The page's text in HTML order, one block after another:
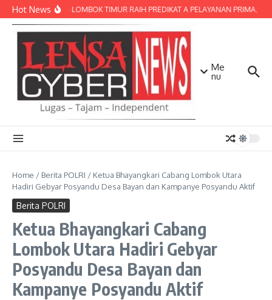
Lewati ke konten
Hot NewsPOLRES LOMBOK TIMUR RAIH PREDIKAT A PELAYANAN PRIMA,
Me
nu
Home / Berita POLRI / Ketua Bhayangkari Cabang Lombok Utara
Hadiri Gebyar Posyandu Desa Bayan dan Kampanye Posyandu Aktif
Berita POLRI
Ketua Bhayangkari Cabang
Lombok Utara Hadiri Gebyar
Posyandu Desa Bayan dan
Kampanye Posyandu Aktif